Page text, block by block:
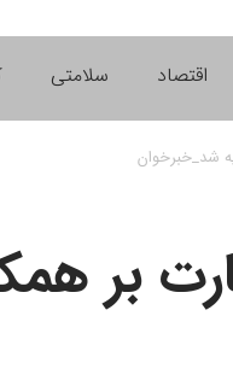
اقتصاد سلامتی
شد_خبرخوان
بر